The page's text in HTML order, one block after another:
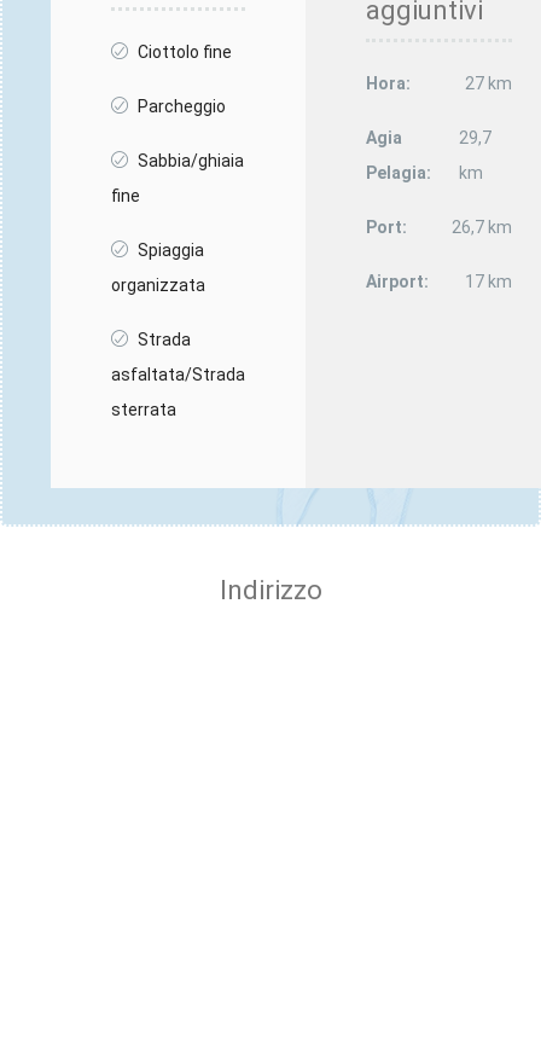
Ciottolo fine
Parcheggio
Sabbia/ghiaia
fine
Spiaggia
organizzata
Strada
asfaltata/Strada
sterrata
aggiuntivi
Hora: 27 km
Agia
Pelagia:
29,7
km
Port: 26,7 km
Airport: 17 km
Indirizzo